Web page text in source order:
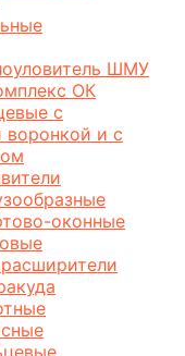
ШМУ
ОК
с
и с
оконные